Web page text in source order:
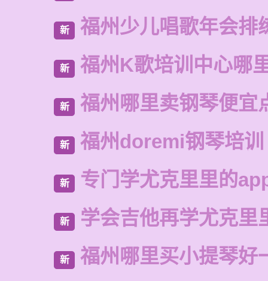
新 福州少儿唱歌年会排
新 福州K歌培训中心哪
新 福州哪里卖钢琴便宜
新 福州doremi钢琴培训
新 专门学尤克里里的
新 学会吉他再学尤克里
新 福州哪里买小提琴好